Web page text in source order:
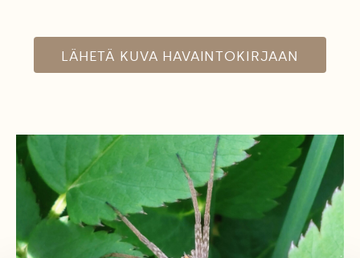
LÄHETÄ KUVA HAVAINTOKIRJAAN